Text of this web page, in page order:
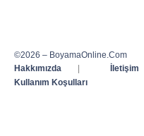
©2026 – BoyamaOnline.Com
Hakkımızda
| İletişim
Kullanım Koşulları